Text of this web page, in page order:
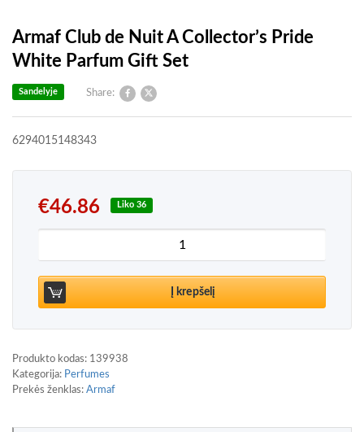
Armaf Club de Nuit A Collector’s Pride
White Parfum Gift Set
Share:
Sandelyje
6294015148343
€46.86 Liko 36
produkto kiekis: Armaf Club de Nuit A Collector's
Į krepšelį
Produkto kodas: 139938
Kategorija: Perfumes
Prekės ženklas: Armaf